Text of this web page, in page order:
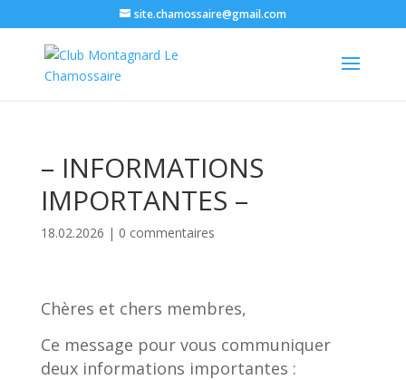
site.chamossaire@gmail.com
– INFORMATIONS
IMPORTANTES –
18.02.2026 | 0 commentaires
Chères et chers membres,
Ce message pour vous communiquer
deux informations importantes :